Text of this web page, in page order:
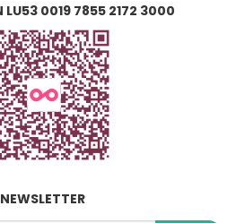
LU53 0019 7855 2172 3000